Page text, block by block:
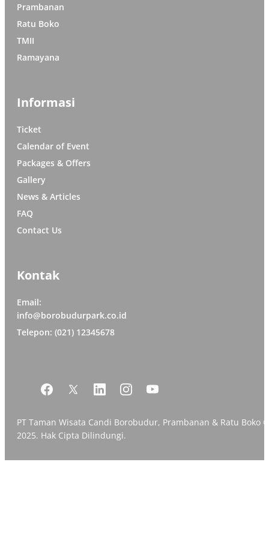
Prambanan
Ratu Boko
TMII
Ramayana
Informasi
Ticket
Calendar of Event
Packages & Offers
Gallery
News & Articles
FAQ
Contact Us
Kontak
Email:
info@borobudurpark.co.id
Telepon: (021) 12345678
PT Taman Wisata Candi Borobudur, Prambanan & Ratu Boko
2025. Hak Cipta Dilindungi.